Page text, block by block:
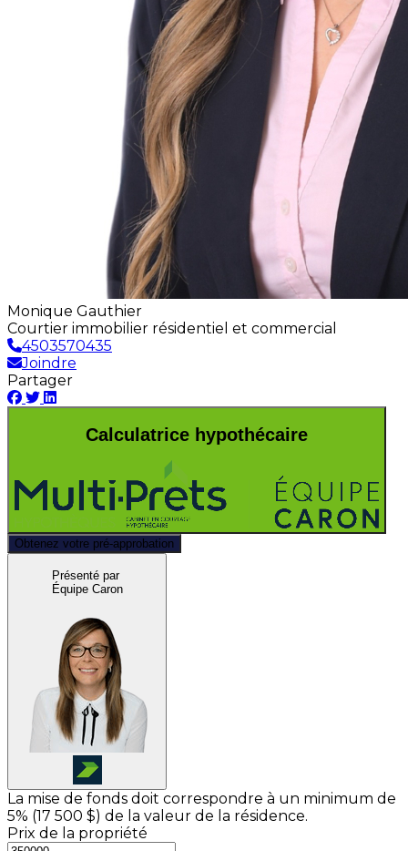
Monique Gauthier
Courtier immobilier résidentiel et commercial
4503570435
Joindre
Partager
Calculatrice hypothécaire
Obtenez votre pré-approbation
Présenté par
Équipe Caron
La mise de fonds doit correspondre à un minimum de
5% (17 500 $) de la valeur de la résidence.
Prix de la propriété